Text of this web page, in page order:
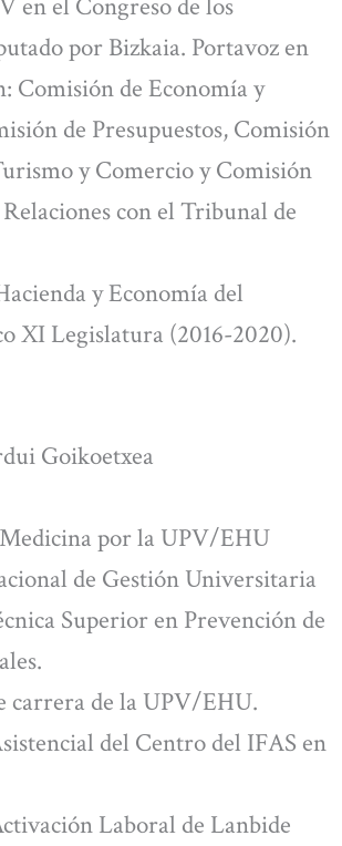
en el Congreso de los
por Bizkaia. Portavoz en
Comisión de Economía y
de Presupuestos, Comisión
y Comercio y Comisión
con el Tribunal de
y Economía del
XI Legislatura (2016-2020).
Goikoetxea
por la UPV/EHU
de Gestión Universitaria
Superior en Prevención de
carrera de la UPV/EHU.
del Centro del IFAS en
Laboral de Lanbide